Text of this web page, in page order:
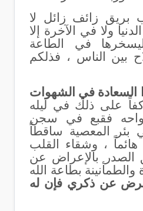
بريق زائف زائل لا
ولا في الآخرة إلا
في الطاعة
بين الناس ، فذلكم
السعادة في الشهوات
على ذلك في ليله
فقبع في سجن
بئر المعصية ساقطاً
هائماً ، وشقاء القلب
الصدر بالإعراض عن
والطمأنينة بطاعة الله
عن ذكري فإن له